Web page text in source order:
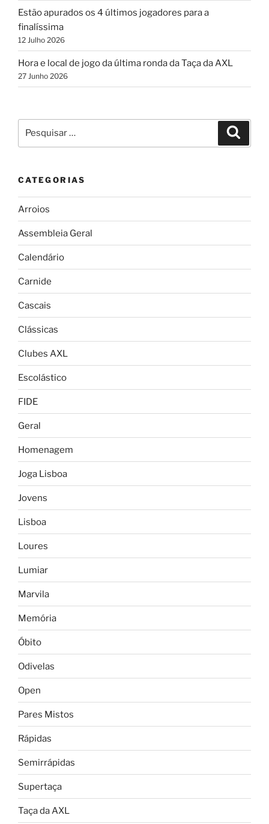
Estão apurados os 4 últimos jogadores para a
finalíssima
12 Julho 2026
Hora e local de jogo da última ronda da Taça da AXL
27 Junho 2026
por:
CATEGORIAS
Arroios
Assembleia Geral
Calendário
Carnide
Cascais
Clássicas
Clubes AXL
Escolástico
FIDE
Geral
Homenagem
Joga Lisboa
Jovens
Lisboa
Loures
Lumiar
Marvila
Memória
Óbito
Odivelas
Open
Pares Mistos
Rápidas
Semirrápidas
Supertaça
Taça da AXL